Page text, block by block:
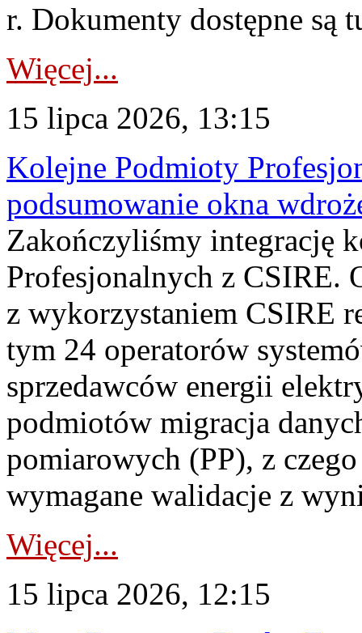
r. Dokumenty dostępne są
Więcej...
15 lipca 2026, 13:15
Kolejne Podmioty
podsumowanie okna
Zakończyliśmy integrację
Profesjonalnych z CSIRE.
z wykorzystaniem CSIRE
tym 24 operatorów
sprzedawców energii
podmiotów migracja
pomiarowych (PP), z
wymagane walidacje z
Więcej...
15 lipca 2026, 12:15